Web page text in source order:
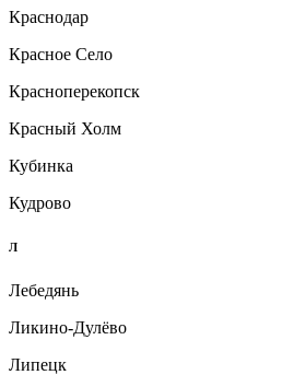
Краснодар
Красное Село
Красноперекопск
Красный Холм
Кубинка
Кудрово
Л
Лебедянь
Ликино-Дулёво
Липецк